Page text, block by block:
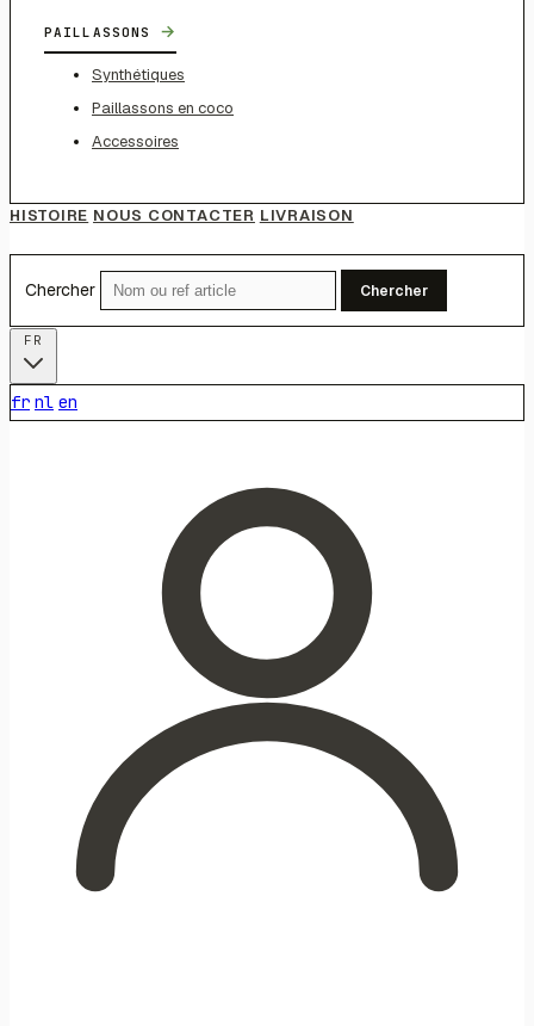
PAILLASSONS →
Synthétiques
Paillassons en coco
Accessoires
HISTOIRE NOUS CONTACTER LIVRAISON
Chercher Chercher
fr nl en